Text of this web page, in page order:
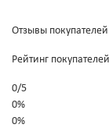
Отзывы
Рейтинг покупателей
0/5
0%
0%